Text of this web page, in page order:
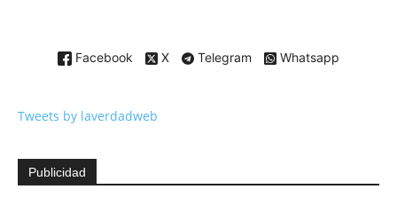
Facebook X Telegram Whatsapp
Tweets by laverdadweb
Publicidad